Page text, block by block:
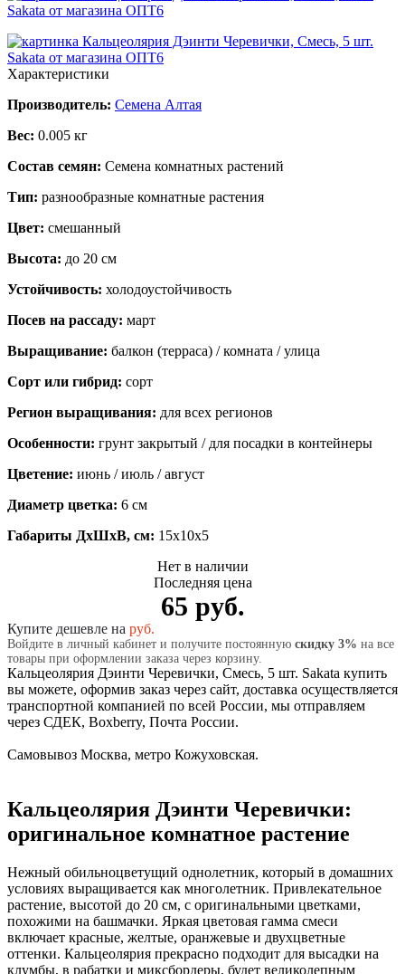
Характеристики
Производитель: Семена Алтая
Вес: 0.005 кг
Состав семян: Семена комнатных растений
Тип: разнообразные комнатные растения
Цвет: смешанный
Высота: до 20 см
Устойчивость: холодоустойчивость
Посев на рассаду: март
Выращивание: балкон (терраса) / комната / улица
Сорт или гибрид: сорт
Регион выращивания: для всех регионов
Особенности: грунт закрытый / для посадки в контейнеры
Цветение: июнь / июль / август
Диаметр цветка: 6 см
Габариты ДхШхВ, см: 15x10x5
Нет в наличии
Последняя цена
65 руб.
Купите дешевле на руб.
Войдите в личный кабинет и получите постоянную скидку 3% на все
товары при оформлении заказа через корзину.
Кальцеолярия Дэинти Черевички, Смесь, 5 шт. Sakata купить
вы можете, оформив заказ через сайт, доставка осуществляется
транспортной компанией по всей России, мы отправляем
через СДЕК, Boxberry, Почта России.
Самовывоз Москва, метро Кожуховская.
Кальцеолярия Дэинти Черевички:
оригинальное комнатное растение
Нежный обильноцветущий однолетник, который в домашних
условиях выращивается как многолетник. Привлекательное
растение, высотой до 20 см, с оригинальными цветками,
похожими на башмачки. Яркая цветовая гамма смеси
включает красные, желтые, оранжевые и двухцветные
оттенки. Кальцеолярия прекрасно подходит для высадки на
клумбы, в рабатки и миксбордеры, будет великолепным